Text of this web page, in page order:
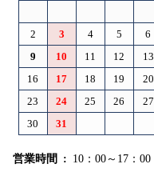
2
3 4 5 6
9
10 11 12 13
16
17 18 19 20
23
24 25 26 27
30
31
営業時間
10：00～17：00